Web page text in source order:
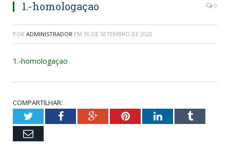
1.-homologaçao 0
POR ADMINISTRADOR EM 30 DE SETEMBRO DE 2020
1.-homologaçao
COMPARTILHAR:
TwitterFacebookGoogle+PinterestLinkedInTumblr
Email